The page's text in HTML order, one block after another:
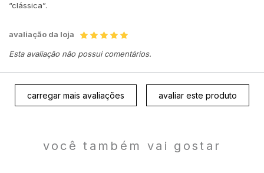
“clássica”.
avaliação da loja
Esta avaliação não possui comentários.
carregar mais avaliações avaliar este produto
você também vai gostar